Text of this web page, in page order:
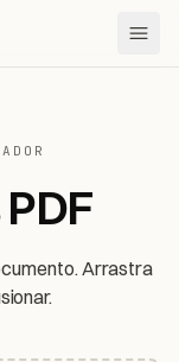
Arrastra